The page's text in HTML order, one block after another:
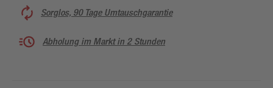
Sorglos, 90 Tage Umtauschgarantie
Abholung im Markt in 2 Stunden